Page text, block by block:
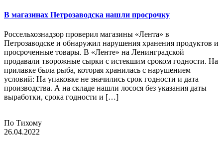
В магазинах Петрозаводска нашли просрочку
Россельхознадзор проверил магазины «Лента» в
Петрозаводске и обнаружил нарушения хранения продуктов и
просроченные товары. В «Ленте» на Ленинградской
продавали творожные сырки с истекшим сроком годности. На
прилавке была рыба, которая хранилась с нарушением
условий: На упаковке не значились срок годности и дата
производства. А на складе нашли лосося без указания даты
выработки, срока годности и […]
По Тихому
26.04.2022